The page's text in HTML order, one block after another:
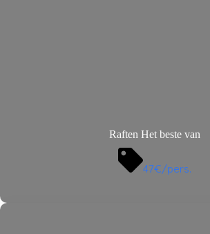
Raften Het beste van
47€/pers.